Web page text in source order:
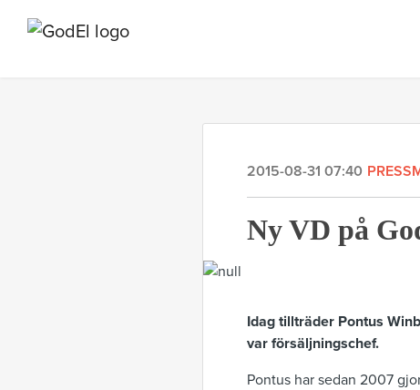
2015-08-31 07:40
Ny VD på
Idag tillträder Pontus
var försäljningschef.
Pontus har sedan 2007